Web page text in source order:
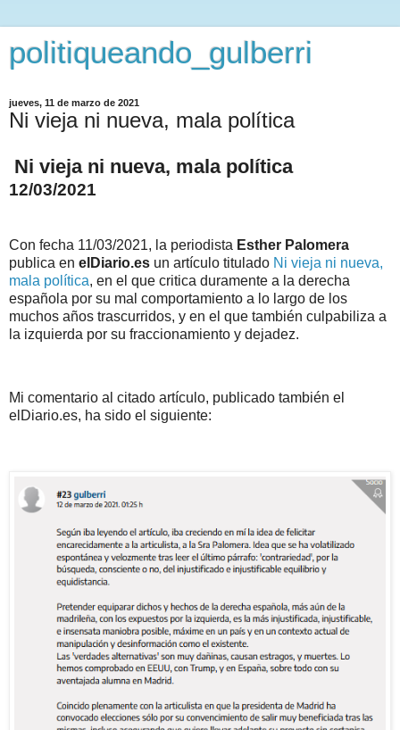
politiqueando_gulberri
jueves, 11 de marzo de 2021
Ni vieja ni nueva, mala política
Ni vieja ni nueva, mala política
12/03/2021
Con fecha 11/03/2021, la periodista Esther Palomera
publica en elDiario.es un artículo titulado Ni vieja ni nueva,
mala política, en el que critica duramente a la derecha
española por su mal comportamiento a lo largo de los
muchos años trascurridos, y en el que también culpabiliza a
la izquierda por su fraccionamiento y dejadez.
Mi comentario al citado artículo, publicado también el
elDiario.es, ha sido el siguiente: